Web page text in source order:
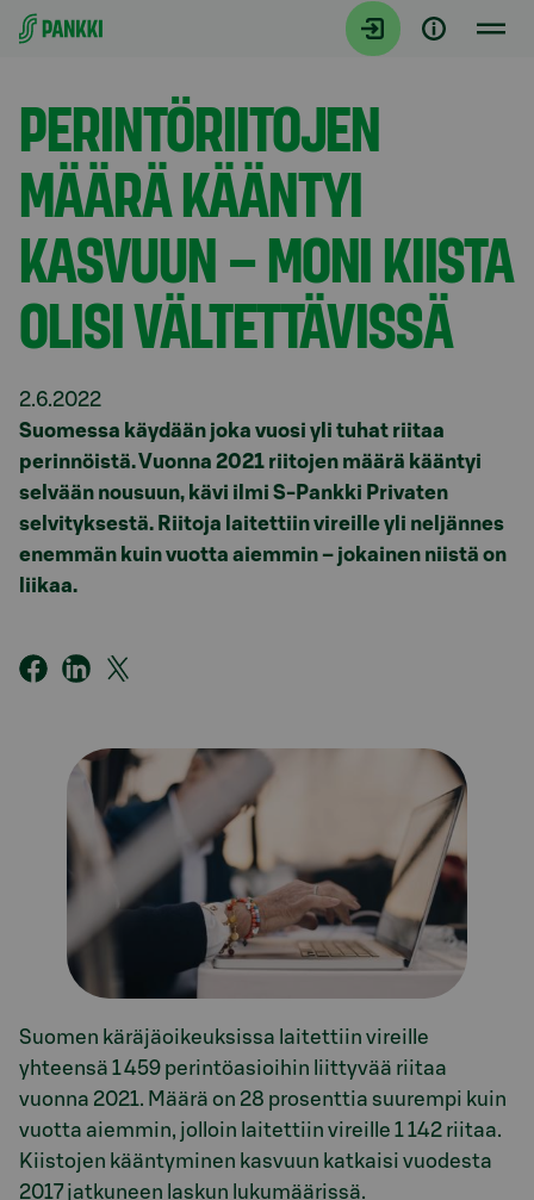
Siirry suoraan sisältöön
Tiedotteet
PERINTÖRIITOJEN
MÄÄRÄ KÄÄNTYI
KASVUUN – MONI KIISTA
OLISI VÄLTETTÄVISSÄ
2.6.2022
Suomessa käydään joka vuosi yli tuhat riitaa
perinnöistä. Vuonna 2021 riitojen määrä kääntyi
selvään nousuun, kävi ilmi S-Pankki Privaten
selvityksestä. Riitoja laitettiin vireille yli neljännes
enemmän kuin vuotta aiemmin – jokainen niistä on
liikaa.
Suomen käräjäoikeuksissa laitettiin vireille
yhteensä 1 459 perintöasioihin liittyvää riitaa
vuonna 2021. Määrä on 28 prosenttia suurempi kuin
vuotta aiemmin, jolloin laitettiin vireille 1 142 riitaa.
Kiistojen kääntyminen kasvuun katkaisi vuodesta
2017 jatkuneen laskun lukumäärissä.